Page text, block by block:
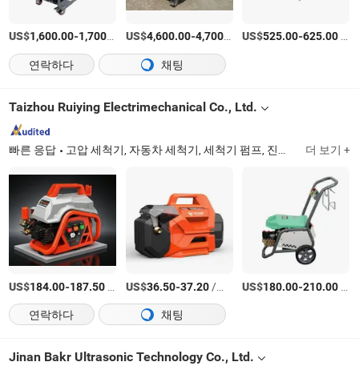
US$1,600.00-1,700.00 /세트
US$4,600.00-4,700.00 /세트
US$525.00-625.00
연락하다
채팅
Taizhou Ruiying Electrimechanical Co., Ltd.
빠른 응답 고압 세척기, 자동차 세척기, 세척기 펌프, 진공 청소기, 폼 병, 분무기, 호스, 세척기 기타 부품 더 보기 +
US$184.00-187.50 US$36.50-37.20/상품 US$180.00-210.00
연락하다
채팅
Jinan Bakr Ultrasonic Technology Co., Ltd.